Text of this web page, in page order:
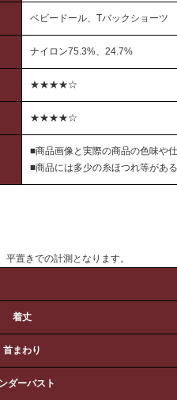
ベビードール、Tバックショーツ
ナイロン75.3%、24.7%
★★★★☆
★★★★☆
■商品画像と実際の商品の色味や
■商品には多少の糸ほつれ等があ
置きでの計測となります。
着丈
首まわり
ダーバスト